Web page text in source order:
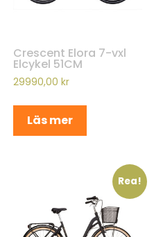
Crescent Elora 7-vxl
Elcykel 51CM
29990,00 kr
Läs mer
Rea!